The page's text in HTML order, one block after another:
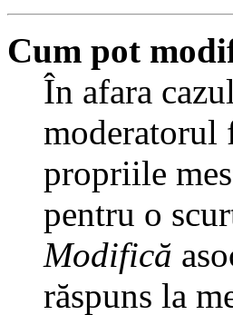
Cum pot
În afara
moderatorul
propriile
pentru o
Modifică
răspuns la